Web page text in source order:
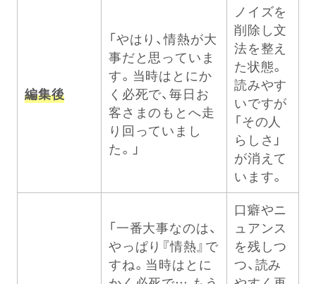
編集後
「やはり、情熱が大
事だと思っていま
す。当時はとにか
く必死で、毎日お
客さまのもとへ走
り回っていまし
た。」
ノイズを
削除し文
法を整え
た状態。
読みやす
いですが
「その人
らしさ」
が消えて
います。
「一番大事なのは、
やっぱり『情熱』で
すね。当時はとに
口癖やニ
ュアンス
を残しつ
つ、読み